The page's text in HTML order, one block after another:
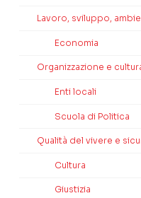
Lavoro, sviluppo,
Economia
Organizzazione e
Enti locali
Scuola di Politica
Qualità del vivere e
Cultura
Giustizia